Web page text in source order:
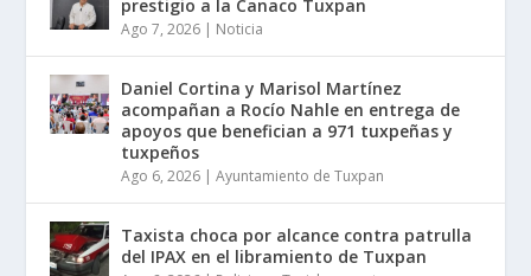
prestigio a la Canaco Tuxpan
Ago 7, 2026 | Noticia
Daniel Cortina y Marisol Martínez
acompañan a Rocío Nahle en entrega de
apoyos que benefician a 971 tuxpeñas y
tuxpeños
Ago 6, 2026 |Ayuntamiento de Tuxpan
Taxista choca por alcance contra patrulla
del IPAX en el libramiento de Tuxpan